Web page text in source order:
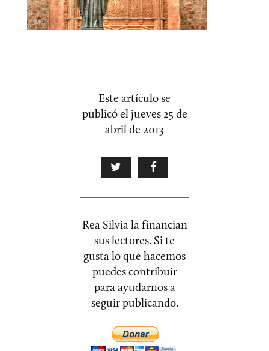
Este artículo se
publicó el jueves 25 de
abril de 2013
Rea Silvia la financian
sus lectores. Si te
gusta lo que hacemos
puedes contribuir
para ayudarnos a
seguir publicando.